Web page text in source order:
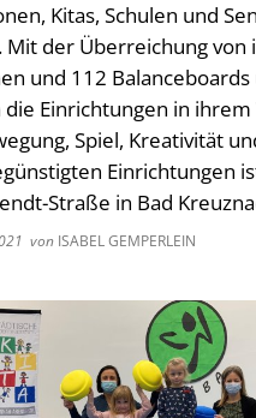
Kitas, Schulen und
Mit der Überreichung von
und 112
Einrichtungen in
Spiel, Kreativität
Einrichtungen
Straße in Bad
von ISABEL GEMPERLEIN